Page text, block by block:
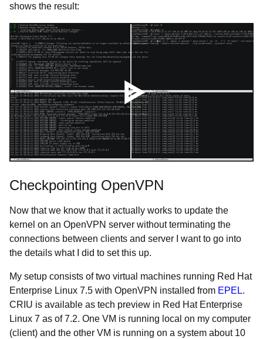
shows the result:
Checkpointing OpenVPN
Now that we know that it actually works to update the
kernel on an OpenVPN server without terminating the
connections between clients and server I want to go into
the details what I did to set this up.
My setup consists of two virtual machines running Red Hat
Enterprise Linux 7.5 with OpenVPN installed from EPEL.
CRIU is available as tech preview in Red Hat Enterprise
Linux 7 as of 7.2. One VM is running local on my computer
(client) and the other VM is running on a system about 10